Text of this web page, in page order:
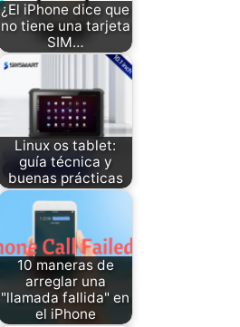
¿El iPhone dice que
no tiene una tarjeta
SIM…
Linux os tablet:
guía técnica y
buenas prácticas
10 maneras de
arreglar una
"llamada fallida" en
el iPhone